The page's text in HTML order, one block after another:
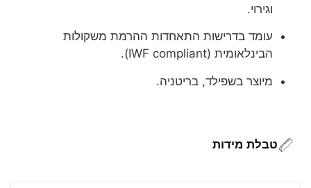
וגירוי.
עומד בדרישות התאחדות ההרמת משקולות
הבינלאומית (IWF compliant).
מיוצר בשפילד, בריטניה.
טבלת מידות